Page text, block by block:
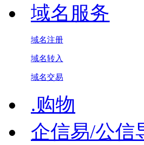
域名服务
域名注册
域名转入
域名交易
.购物
企信易/公信